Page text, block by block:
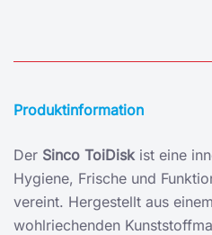
Produktinformation
Der Sinco ToiDisk ist eine
Hygiene, Frische und
vereint. Hergestellt aus
wohlriechenden